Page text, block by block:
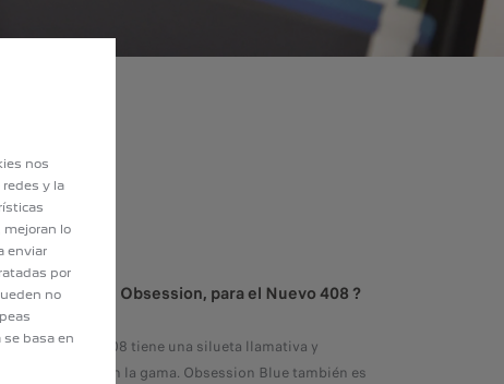
color, Blue Obsession, para el Nuevo 408 ?
: El Nuevo 408 tiene una silueta llamativa y
novedad en la gama. Obsession Blue también es
nos
y la
lo
enviar
por
no
basa en